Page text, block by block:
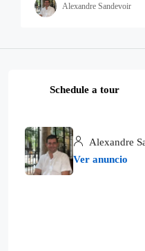
Alexandre Sandevoir
Schedule a tour
Alexandre
Ver anuncio